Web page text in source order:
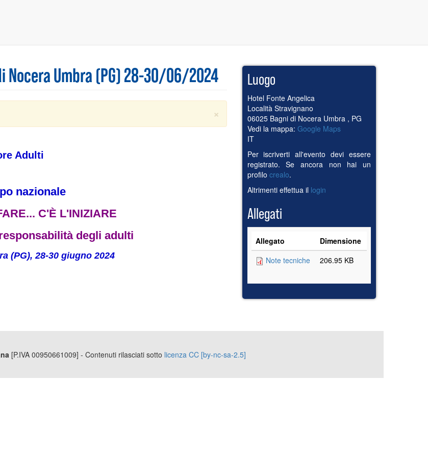
Nocera Umbra (PG) 28-30/06/2024
×
Adulti
nazionale
C'È L'INIZIARE
degli adulti
(PG), 28-30 giugno 2024
Luogo
Hotel Fonte Angelica
Località Stravignano
06025 Bagni di Nocera Umbra , PG
Vedi la mappa: Google Maps
IT
Per iscriverti all'evento devi essere
registrato. Se ancora non hai un
profilo crealo.
Altrimenti effettua il login
Allegati
Allegato
Dimensione
Note tecniche
206.95 KB
[P.IVA 00950661009] - Contenuti rilasciati sotto licenza CC [by-nc-sa-2.5]